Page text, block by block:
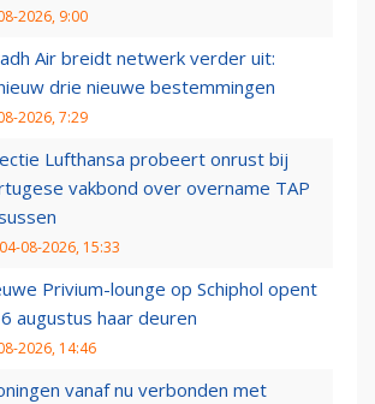
2026, 9:00
Air breidt netwerk verder uit:
drie nieuwe bestemmingen
2026, 7:29
Lufthansa probeert onrust bij
vakbond over overname TAP
04-08-2026, 15:33
Privium-lounge op Schiphol opent
augustus haar deuren
2026, 14:46
vanaf nu verbonden met